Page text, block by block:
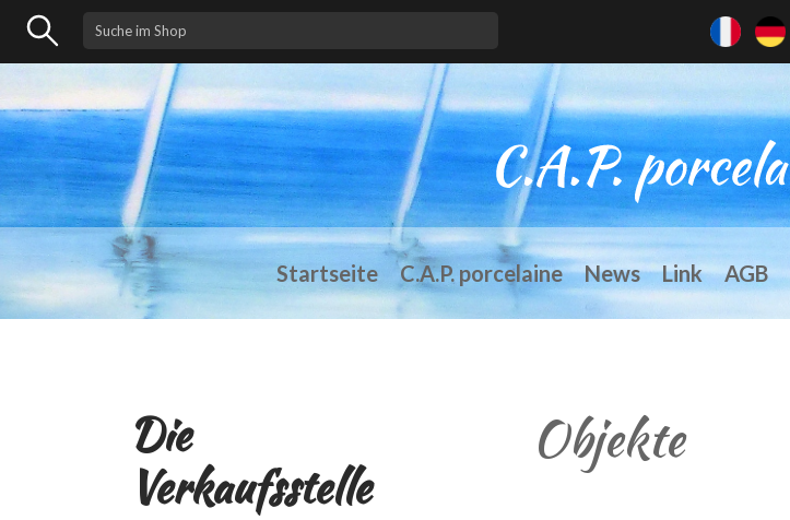
Startseite C.A.P. porcelaine News Link AGB
Die
Verkaufsstelle
Objekte